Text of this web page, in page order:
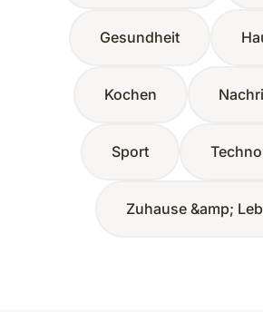
Gesundheit
Kochen
Sport
Zuhause &amp;